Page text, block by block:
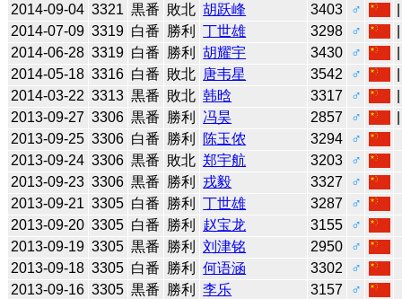
2014-09-04 3321 黒番 敗北 胡跃峰 3403 ♂
2014-07-09 3319 白番 勝利 丁世雄 3298 ♂
2014-06-28 3319 白番 勝利 胡耀宇 3430 ♂
2014-05-18 3316 白番 敗北 唐韦星 3542 ♂
2014-03-22 3313 黒番 敗北 韩晗 3317 ♂
2013-09-27 3306 黒番 勝利 冯昊 2857 ♂
2013-09-25 3306 白番 勝利 陈玉侬 3294
♂
2013-09-24 3306 黒番 敗北 郑宇航 3203
♂
2013-09-23 3306 黒番 勝利 戎毅 3327
♂
2013-09-21 3305 白番 勝利 丁世雄 3287
♂
2013-09-20 3305 白番 勝利 赵宝龙 3155
♂
2013-09-19 3305 黒番 勝利 刘津铭 2950
♂
2013-09-18 3305 白番 勝利 何语涵 3302
♂
2013-09-16 3305 黒番 勝利 李乐 3157 ♂